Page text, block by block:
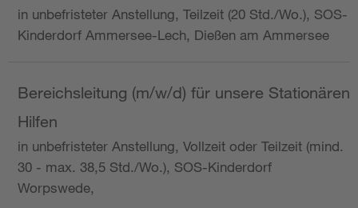
in unbefristeter Anstellung, Teilzeit (20 Std./Wo.), SOS-
Kinderdorf Ammersee-Lech, Dießen am Ammersee
Bereichsleitung (m/w/d) für unsere Stationären
Hilfen
in unbefristeter Anstellung, Vollzeit oder Teilzeit (mind.
30 - max. 38,5 Std./Wo.), SOS-Kinderdorf
Worpswede,